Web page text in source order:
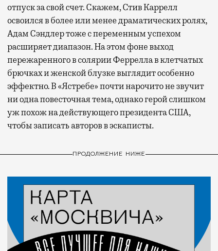
отпуск за свой счет. Скажем, Стив Каррелл
освоился в более или менее драматических ролях,
Адам Сэндлер тоже с переменным успехом
расширяет диапазон. На этом фоне выход
пережаренного в солярии Феррелла в клетчатых
брючках и женской блузке выглядит особенно
эффектно. В «Ястребе» почти нарочито не звучит
ни одна повесточная тема, однако герой слишком
уж похож на действующего президента США,
чтобы записать авторов в эскаписты.
ПРОДОЛЖЕНИЕ НИЖЕ